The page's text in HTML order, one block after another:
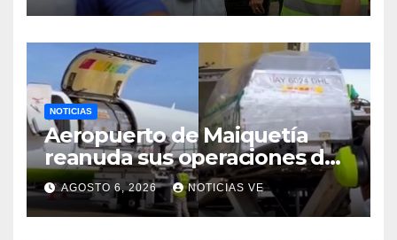
NOTICIAS
Aeropuerto de Maiquetía
reanuda sus operaciones de
carga con primer vuelo
desde Panamá
AGOSTO 6, 2026 NOTICIAS VE